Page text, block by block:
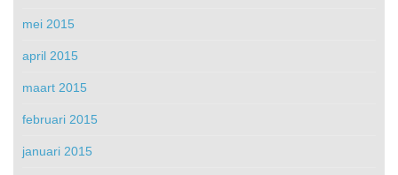
mei 2015
april 2015
maart 2015
februari 2015
januari 2015